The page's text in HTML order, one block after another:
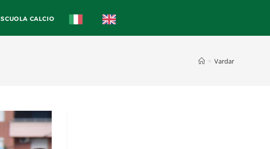
SCUOLA CALCIO
> Vardar